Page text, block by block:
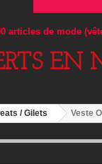
de mode
/ Gilets Veste